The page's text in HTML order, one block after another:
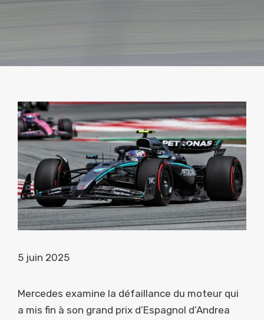
5 juin 2025
Mercedes examine la défaillance du moteur qui
a mis fin à son grand prix d’Espagnol d’Andrea